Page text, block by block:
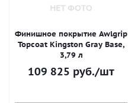
Финишное покрытие Awlgrip
Topcoat Kingston Gray Base,
3,79 л
109 825 руб./шт